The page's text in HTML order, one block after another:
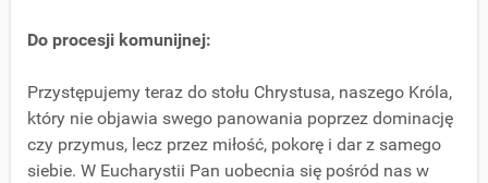
Do procesji komunijnej:
Przystępujemy teraz do stołu Chrystusa, naszego Króla,
który nie objawia swego panowania poprzez dominację
czy przymus, lecz przez miłość, pokorę i dar z samego
siebie. W Eucharystii Pan uobecnia się pośród nas w